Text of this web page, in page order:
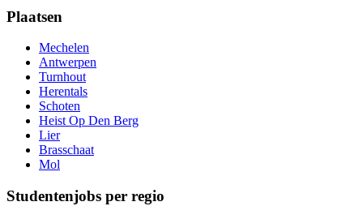
Plaatsen
Mechelen
Antwerpen
Turnhout
Herentals
Schoten
Heist Op Den Berg
Lier
Brasschaat
Mol
Studentenjobs per regio